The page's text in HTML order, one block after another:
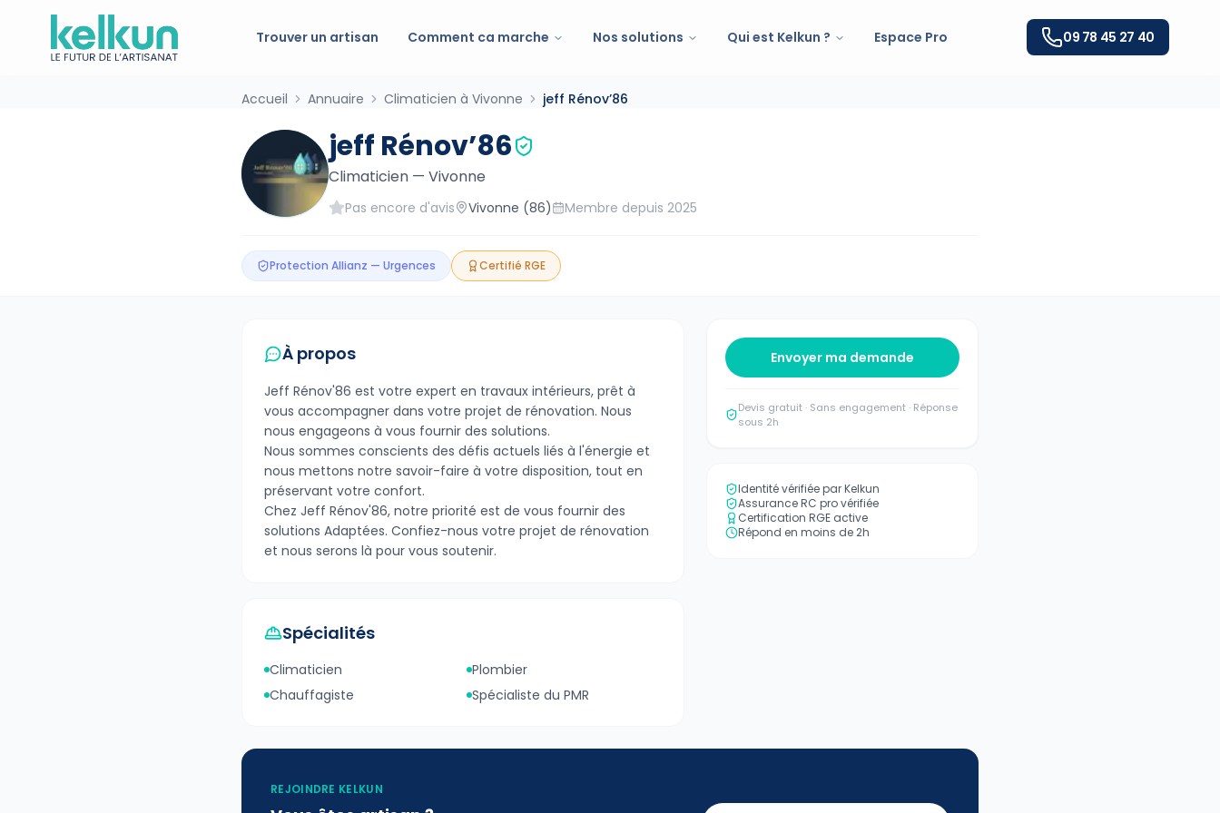
Trouver un artisan Comment ca marche Nos solutions Qui est Kelkun ? Espace Pro 09 78 45 27 40
Accueil Annuaire Climaticien à Vivonne jeff Rénov’86
jeff Rénov’86
Climaticien — Vivonne
Pas encore d'avis Vivonne (86) Membre depuis 2025
Protection Allianz — Urgences Certifié RGE
À propos
Jeff Rénov'86 est votre expert en travaux intérieurs, prêt à
vous accompagner dans votre projet de rénovation. Nous
nous engageons à vous fournir des solutions.
Nous sommes conscients des défis actuels liés à l'énergie et
nous mettons notre savoir-faire à votre disposition, tout en
préservant votre confort.
Chez Jeff Rénov'86, notre priorité est de vous fournir des
solutions Adaptées. Confiez-nous votre projet de rénovation
et nous serons là pour vous soutenir.
Spécialités
Climaticien
Plombier
Chauffagiste
Spécialiste du PMR
Envoyer ma demande
Devis gratuit · Sans engagement · Réponse
sous 2h
Identité vérifiée par Kelkun
Assurance RC pro vérifiée
Certification RGE active
Répond en moins de 2h
REJOINDRE KELKUN